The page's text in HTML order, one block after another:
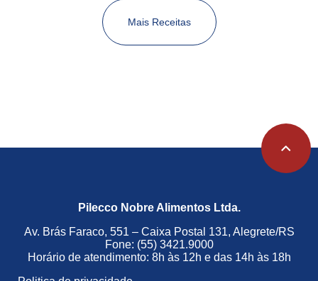
Mais Receitas
Pilecco Nobre Alimentos Ltda.
Av. Brás Faraco, 551 – Caixa Postal 131, Alegrete/RS
Fone: (55) 3421.9000
Horário de atendimento: 8h às 12h e das 14h às 18h